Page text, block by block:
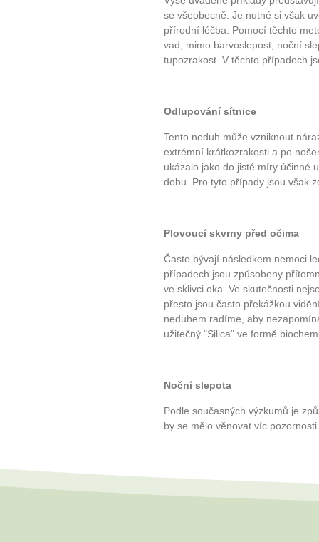
se všeobecně. Je nutné si však
přírodní léčba. Pomocí těchto
vad, mimo barvoslepost, noční
tupozrakost. V těchto případech
Odlupování sítnice
Tento neduh může vzniknout
extrémní krátkozrakosti a po
ukázalo jako do jisté míry účinné
dobu. Pro tyto případy jsou však
Plovoucí skvrny před očima
Často bývají následkem nemoci
případech jsou způsobeny
ve sklivci oka. Ve skutečnosti
přesto jsou často překážkou
neduhem radíme, aby
užitečný "Silica" ve formě
Noční slepota
Podle současných výzkumů je
by se mělo věnovat víc